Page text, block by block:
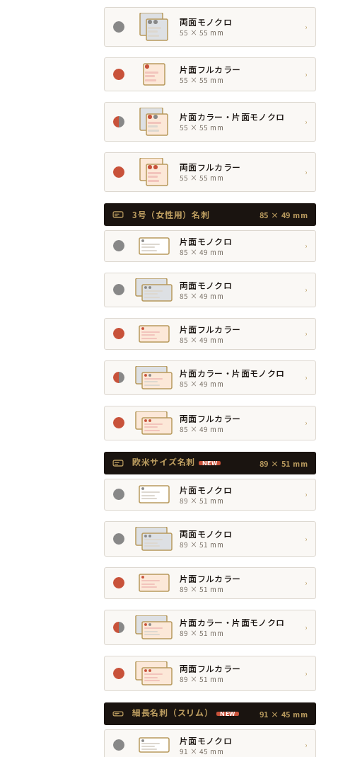
両面モノクロ
55 × 55 mm
›
片面フルカラー
55 × 55 mm
›
片面カラー・片面モノクロ
55 × 55 mm
›
両面フルカラー
55 × 55 mm
›
3号（女性用）名刺 85 × 49 mm
片面モノクロ
85 × 49 mm
›
両面モノクロ
85 × 49 mm
›
片面フルカラー
85 × 49 mm
›
片面カラー・片面モノクロ
85 × 49 mm
›
両面フルカラー
85 × 49 mm
›
欧米サイズ名刺 NEW 89 × 51 mm
片面モノクロ
89 × 51 mm
›
両面モノクロ
89 × 51 mm
›
片面フルカラー
89 × 51 mm
›
片面カラー・片面モノクロ
89 × 51 mm
›
両面フルカラー
89 × 51 mm
›
細長名刺（スリム） NEW 91 × 45 mm
片面モノクロ
91 × 45 mm
›